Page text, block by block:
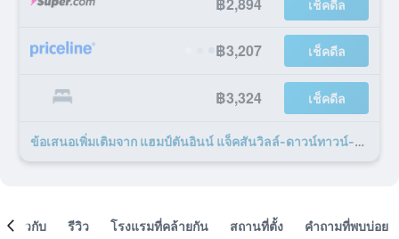
เช็คดีล
฿3,207 เช็คดีล
฿3,324 เช็คดีล
ข้อเสนอเพิ่มเติมจาก แฮมป์ตันอินน์ แจ็คสันวิลล์-ดาวน์ทาวน์-ไอ-95 46 รายการ
เกี่ยวกับ รีวิว โรงแรมที่คล้ายกัน สถานที่ตั้ง คำถามที่พบบ่อย